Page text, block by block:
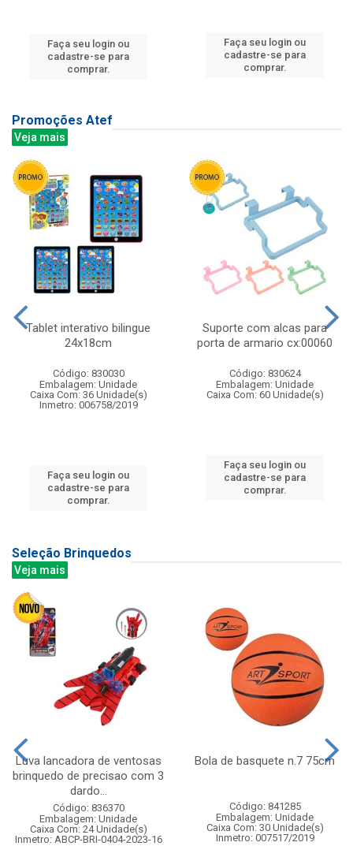
Faça seu login ou
cadastre-se para
comprar.
Faça seu login ou
cadastre-se para
comprar.
Promoções Atef
Veja mais
Tablet interativo bilingue
24x18cm
Código: 830030
Embalagem: Unidade
Caixa Com: 36 Unidade(s)
Inmetro: 006758/2019
Faça seu login ou
cadastre-se para
comprar.
Suporte com alcas para
porta de armario cx:00060
Código: 830624
Embalagem: Unidade
Caixa Com: 60 Unidade(s)
Faça seu login ou
cadastre-se para
comprar.
Seleção Brinquedos
Veja mais
Luva lancadora de ventosas
brinquedo de precisao com 3
dardo...
Código: 836370
Embalagem: Unidade
Caixa Com: 24 Unidade(s)
Inmetro: ABCP-BRI-0404-2023-16
Bola de basquete n.7 75cm
Código: 841285
Embalagem: Unidade
Caixa Com: 30 Unidade(s)
Inmetro: 007517/2019